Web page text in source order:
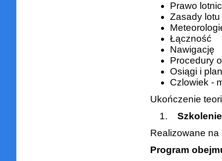
Prawo
Zasady lotu
Łączność
Nawigację
Procedury
Osiągi i
Czlowiek -
Ukończenie
Realizowane
Program